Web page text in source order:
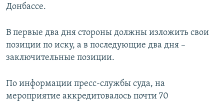
Донбассе.
В первые два дня стороны должны изложить свои
позиции по иску, а в последующие два дня –
заключительные позиции.
По информации пресс-службы суда, на
мероприятие аккредитовалось почти 70